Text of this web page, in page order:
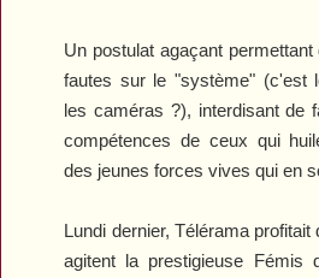
Un postulat agaçant
fautes sur le "système" (c'est
les caméras ?), interdisant de
compétences de ceux qui
des jeunes forces vives qui en
Lundi dernier, Téléramaprofitait
agitent la prestigieuse Fémis